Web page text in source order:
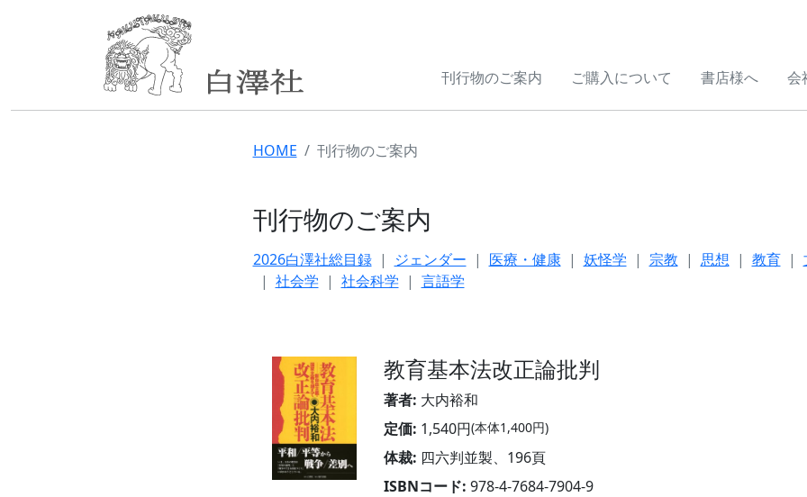
刊行物のご案内 ご購入について 書店様へ 会
HOME 刊行物のご案内
刊行物のご案内
2026白澤社総目録 ジェンダー 医療・健康 妖怪学 宗教 思想 教育
社会学
社会科学 言語学
教育基本法改正論批判
著者: 大内裕和
定価: 1,540円(本体1,400円)
体裁: 四六判並製、196頁
ISBNコード: 978-4-7684-7904-9